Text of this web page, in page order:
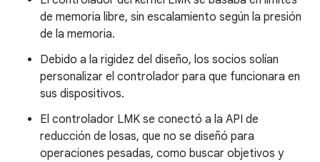
de memoria libre, sin escalamiento según la presión
de la memoria.
Debido a la rigidez del diseño, los socios solían
personalizar el controlador para que funcionara en
sus dispositivos.
El controlador LMK se conectó a la API de
reducción de losas, que no se diseñó para
operaciones pesadas, como buscar objetivos y